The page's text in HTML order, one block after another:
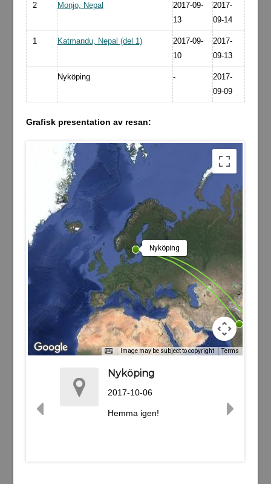
2 Monjo, Nepal
2017-09-
13
2017-
09-14
1 Katmandu, Nepal (del 1)
2017-09-
10
2017-
09-13
Nyköping -
2017-
09-09
Grafisk presentation av resan:
Nyköping
Image may be subject to copyright Terms
Nyköping
2017-10-06
Hemma igen!